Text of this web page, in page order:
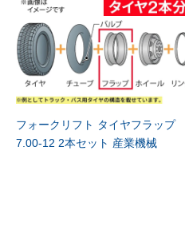
フォークリフト タイヤフラップ
7.00-12 2本セット 産業機械